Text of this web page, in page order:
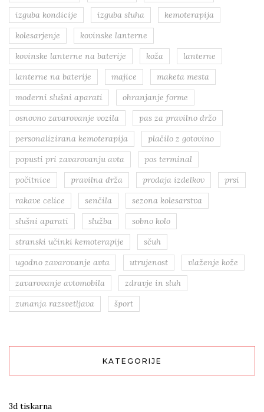
izguba kondicije
izguba sluha
kemoterapija
kolesarjenje
kovinske lanterne
kovinske lanterne na baterije
koža
lanterne
lanterne na baterije
majice
maketa mesta
moderni slušni aparati
ohranjanje forme
osnovno zavarovanje vozila
pas za pravilno držo
personalizirana kemoterapija
plačilo z gotovino
popusti pri zavarovanju avta
pos terminal
počitnice
pravilna drža prodaja izdelkov
prsi
rakave celice
senčila
sezona kolesarstva
slušni aparati
služba
sobno kolo
stranski učinki kemoterapije
sčuh
ugodno zavarovanje avta
utrujenost
vlaženje kože
zavarovanje avtomobila
zdravje in sluh
zunanja razsvetljava
šport
KATEGORIJE
3d tiskarna